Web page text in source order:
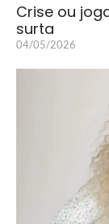
Crise ou
surta
04/05/2026